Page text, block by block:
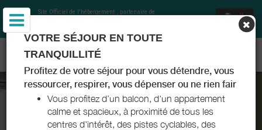
Site Officiel de l'hébergement , partenaire de
APPARTEMENT BATIER ROYAN ATLANTIQUE
VOTRE SÉJOUR EN TOUTE
TRANQUILLITÉ
Profitez de votre séjour pour vous détendre, vous
ressourcer, respirer, vous dépenser ou ne rien fair
Vous profitez d’un balcon, d'un appartement
calme et spacieux, à proximité de tous les
centres d'intérêt, des pistes cyclables, des